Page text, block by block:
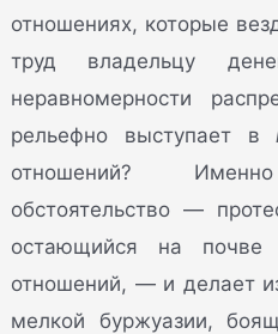
отношениях, которые
труд владельцу
неравномерности
рельефно выступает в
отношений?
обстоятельство —
остающийся на почве
отношений, — и делает
мелкой буржуазии,